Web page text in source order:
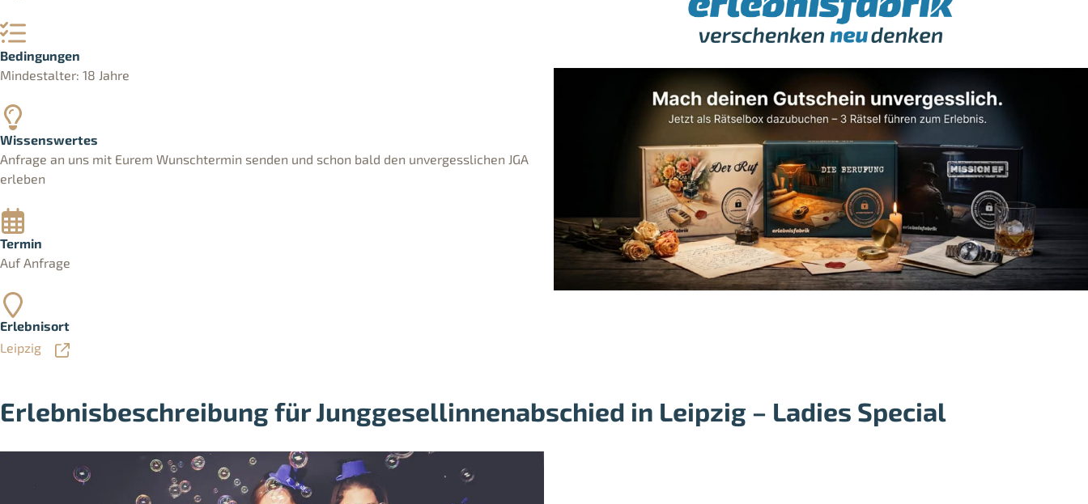
Bedingungen
Mindestalter: 18 Jahre
Wissenswertes
Anfrage an uns mit Eurem Wunschtermin senden und schon bald den unvergesslichen JGA
erleben
Termin
Auf Anfrage
Erlebnisort
Leipzig
Erlebnisbeschreibung für Junggesellinnenabschied in Leipzig – Ladies Special